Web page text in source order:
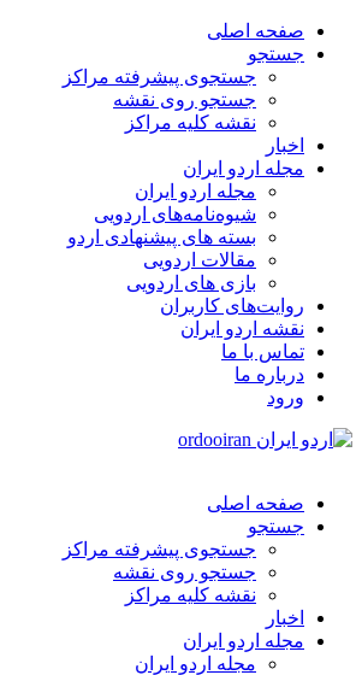
صفحه اصلی
جستجو
جستجوی پیشرفته مراکز
جستجو روی نقشه
نقشه کلیه مراکز
اخبار
مجله اردو ایران
مجله اردو ایران
شیوه‌نامه‌های اردویی
بسته های پیشنهادی اردو
مقالات اردویی
بازی های اردویی
روایت‌های کاربران
نقشه اردو ایران
تماس با ما
درباره ما
ورود
صفحه اصلی
جستجو
جستجوی پیشرفته مراکز
جستجو روی نقشه
نقشه کلیه مراکز
اخبار
مجله اردو ایران
مجله اردو ایران